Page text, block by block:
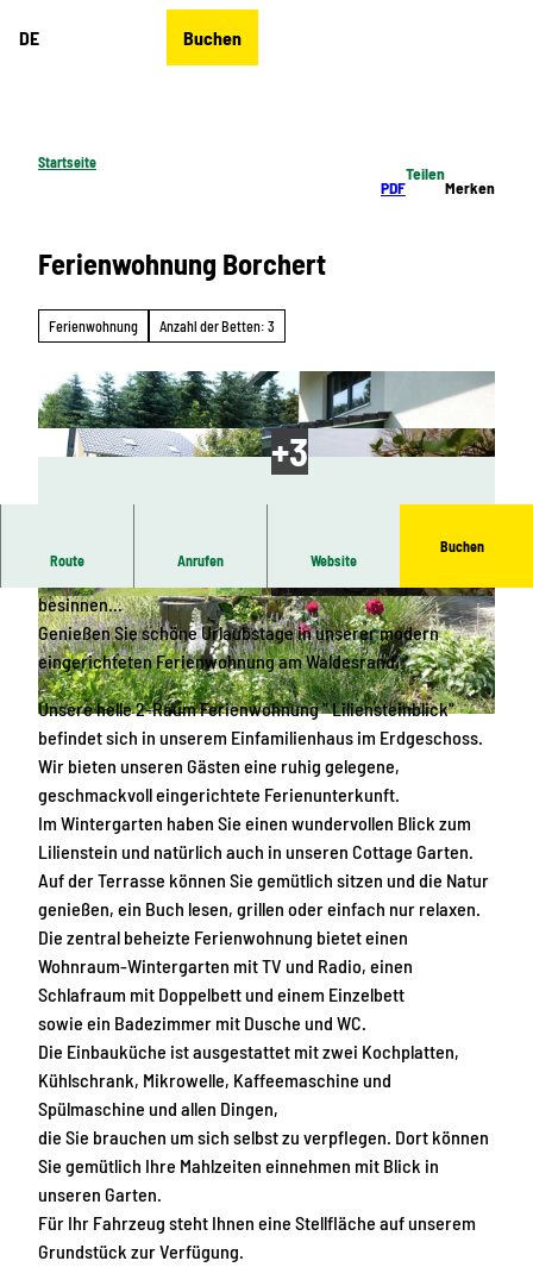
DE Buchen
Startseite
PDF
Teilen
Merken
Ferienwohnung Borchert
Ferienwohnung Anzahl der Betten: 3
© Regina Borchert © Regina Borchert
Route Anrufen Website
Buchen
besinnen...
Genießen Sie schöne Urlaubstage in unserer modern
eingerichteten Ferienwohnung am Waldesrand.
Unsere helle 2-Raum Ferienwohnung " Liliensteinblick"
befindet sich in unserem Einfamilienhaus im Erdgeschoss.
Wir bieten unseren Gästen eine ruhig gelegene,
geschmackvoll eingerichtete Ferienunterkunft.
Im Wintergarten haben Sie einen wundervollen Blick zum
Lilienstein und natürlich auch in unseren Cottage Garten.
Auf der Terrasse können Sie gemütlich sitzen und die Natur
genießen, ein Buch lesen, grillen oder einfach nur relaxen.
Die zentral beheizte Ferienwohnung bietet einen
Wohnraum-Wintergarten mit TV und Radio, einen
Schlafraum mit Doppelbett und einem Einzelbett
sowie ein Badezimmer mit Dusche und WC.
Die Einbauküche ist ausgestattet mit zwei Kochplatten,
Kühlschrank, Mikrowelle, Kaffeemaschine und
Spülmaschine und allen Dingen,
die Sie brauchen um sich selbst zu verpflegen. Dort können
Sie gemütlich Ihre Mahlzeiten einnehmen mit Blick in
unseren Garten.
Für Ihr Fahrzeug steht Ihnen eine Stellfläche auf unserem
Grundstück zur Verfügung.